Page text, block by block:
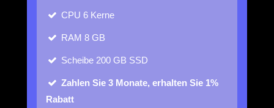
CPU 6 Kerne
RAM 8 GB
Scheibe 200 GB SSD
Zahlen Sie 3 Monate, erhalten Sie 1%
Rabatt